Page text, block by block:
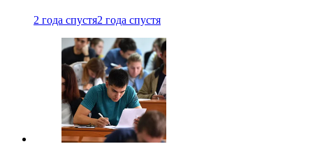
2 года спустя2 года спустя